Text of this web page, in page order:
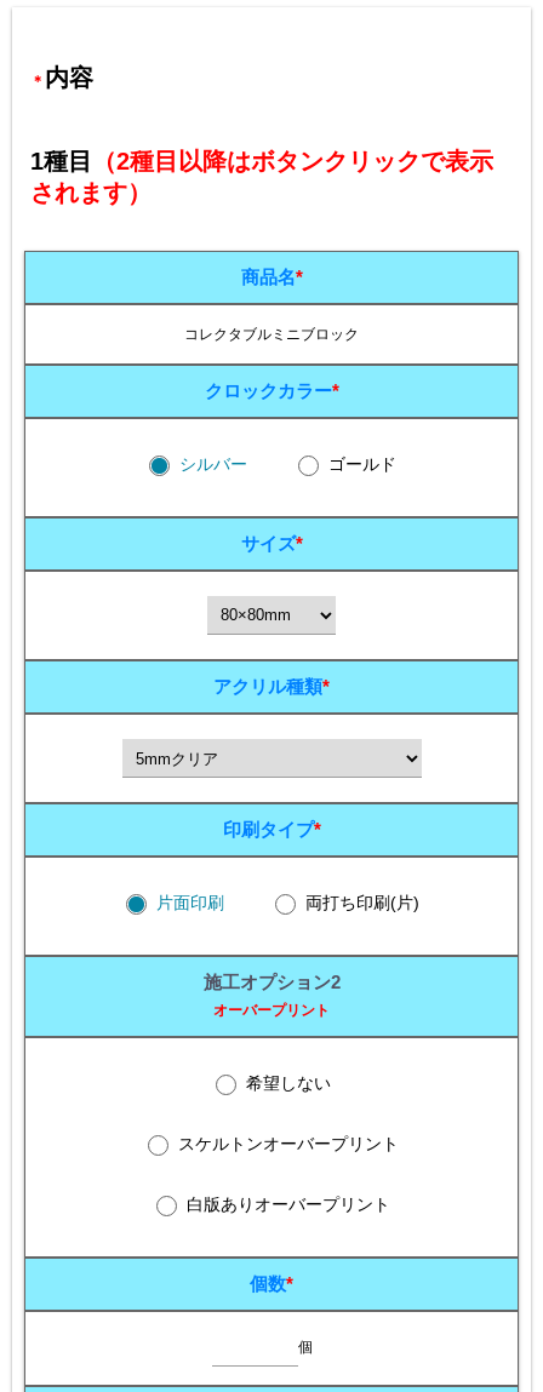
＊ 内容
1種目
（2種目以降はボタンクリックで表示
されます）
商品名*
コレクタブルミニブロック
クロックカラー*
シルバー ゴールド
サイズ*
アクリル種類*
印刷タイプ*
片面印刷 両打ち印刷(片)
施工オプション2
オーバープリント
希望しない
スケルトンオーバープリント
白版ありオーバープリント
個数*
個